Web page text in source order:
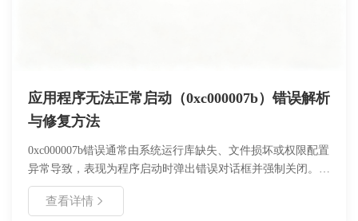
应用程序无法正常启动（0xc000007b）错误解析
与修复方法
0xc000007b错误通常由系统运行库缺失、文件损坏或权限配置
异常导致，表现为程序启动时弹出错误对话框并强制关闭。该
问题会影响办公软件、设计工具及游戏等应用的正常使用，可
能导致工作中断或数据丢失。本文通过系统诊断、运行库修
查看详情